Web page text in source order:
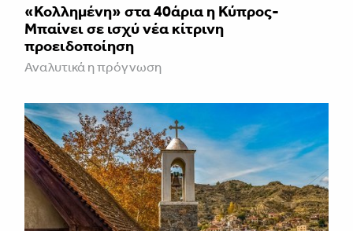
«Κολλημένη» στα 40άρια η Κύπρος-
Μπαίνει σε ισχύ νέα κίτρινη
προειδοποίηση
Αναλυτικά η πρόγνωση